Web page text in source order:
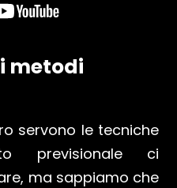
metodi
servono le tecniche
previsionale ci
ma sappiamo che